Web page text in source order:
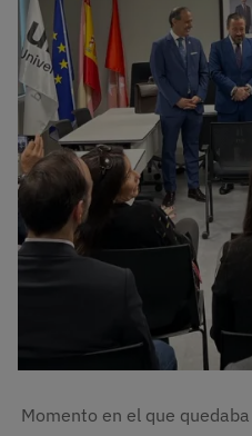
Momento en el que